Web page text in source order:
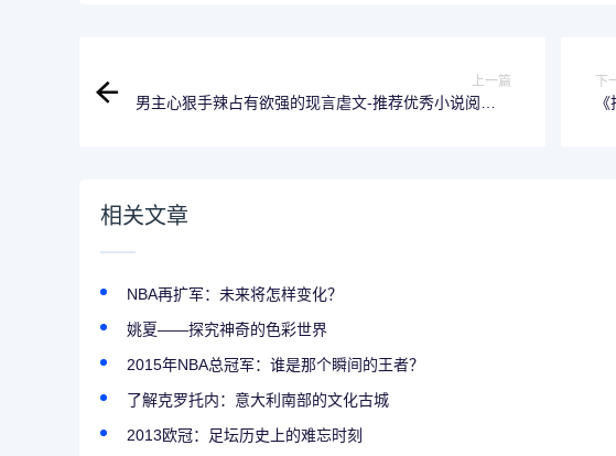
上一篇
男主心狠手辣占有欲强的现言虐文-推荐优秀小说阅读软
下
相关文章
NBA再扩军：未来将怎样变化？
姚夏——探究神奇的色彩世界
2015年NBA总冠军：谁是那个瞬间的王者？
了解克罗托内：意大利南部的文化古城
2013欧冠：足坛历史上的难忘时刻